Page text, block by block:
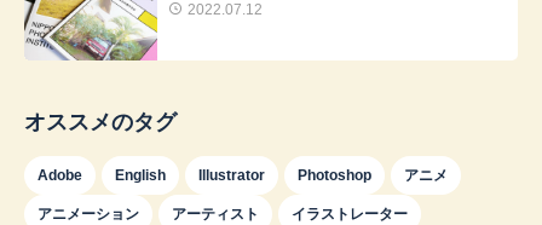
2022.07.12
オススメのタグ
Adobe English Illustrator Photoshop アニメ
アニメーション アーティスト イラストレーター